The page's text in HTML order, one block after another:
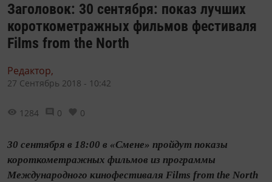
Заголовок: 30 сентября: показ лучших
короткометражных фильмов фестиваля
Films from the North
Редактор,
27 Сентябрь 2018 - 10:42
1284 0 0
30 сентября в 18:00 в «Смене» пройдут показы
короткометражных фильмов из программы
Международного кинофестиваля Films from the North